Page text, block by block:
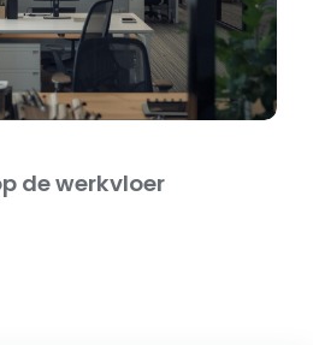
de werkvloer